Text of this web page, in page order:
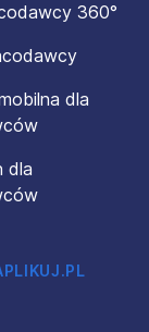
360°
dla
dla